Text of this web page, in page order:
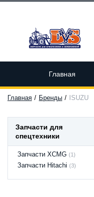
Главная
Главная Бренды ISUZU
Запчасти для
спецтехники
Запчасти XCMG (1)
Запчасти Hitachi (3)